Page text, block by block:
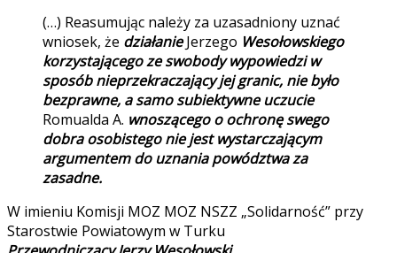
(…) Reasumując należy za uzasadniony uznać
wniosek, że działanieJerzego Wesołowskiego
korzystającego ze swobody wypowiedzi w
sposób nieprzekraczający jej granic, nie było
bezprawne, a samo subiektywne uczucie
Romualda A. wnoszącego o ochronę swego
dobra osobistego nie jest wystarczającym
argumentem do uznania powództwa za
zasadne.
W imieniu Komisji MOZ MOZ NSZZ „Solidarność” przy
Starostwie Powiatowym w Turku